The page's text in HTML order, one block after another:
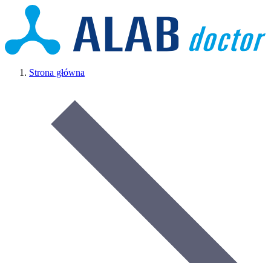
Strona główna